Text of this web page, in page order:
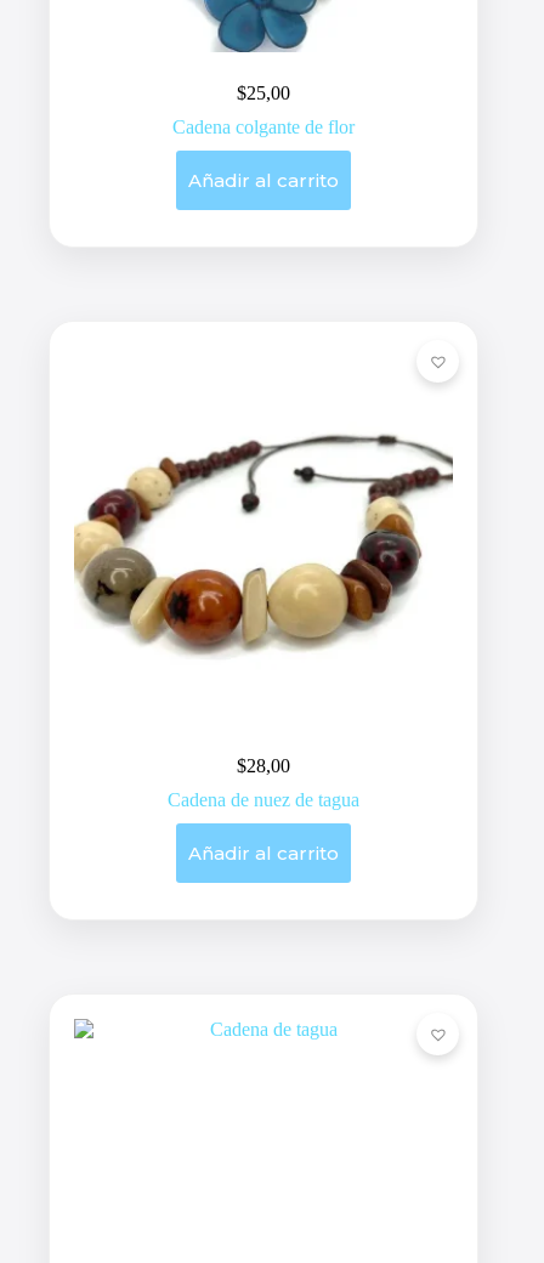
$25,00
Cadena colgante de flor
Añadir al carrito
$28,00
Cadena de nuez de tagua
Añadir al carrito